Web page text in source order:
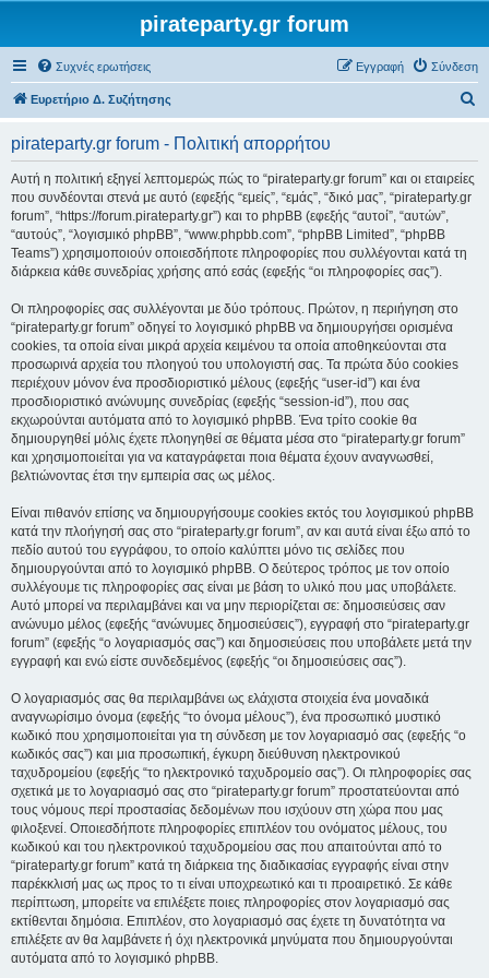
pirateparty.gr forum
Συχνές ερωτήσεις Σύνδεση
Εγγραφή
Ευρετήριο Δ. Συζήτησης
pirateparty.gr forum - Πολιτική απορρήτου
Αυτή η πολιτική εξηγεί λεπτομερώς πώς το “pirateparty.gr forum” και οι εταιρείες
που συνδέονται στενά με αυτό (εφεξής “εμείς”, “εμάς”, “δικό μας”, “pirateparty.gr
forum”, “https://forum.pirateparty.gr”) και το phpBB (εφεξής “αυτοί”, “αυτών”,
“αυτούς”, “λογισμικό phpBB”, “www.phpbb.com”, “phpBB Limited”, “phpBB
Teams”) χρησιμοποιούν οποιεσδήποτε πληροφορίες που συλλέγονται κατά τη
διάρκεια κάθε συνεδρίας χρήσης από εσάς (εφεξής “οι πληροφορίες σας”).
Οι πληροφορίες σας συλλέγονται με δύο τρόπους. Πρώτον, η περιήγηση στο
“pirateparty.gr forum” οδηγεί το λογισμικό phpBB να δημιουργήσει ορισμένα
cookies, τα οποία είναι μικρά αρχεία κειμένου τα οποία αποθηκεύονται στα
προσωρινά αρχεία του πλοηγού του υπολογιστή σας. Τα πρώτα δύο cookies
περιέχουν μόνον ένα προσδιοριστικό μέλους (εφεξής “user-id”) και ένα
προσδιοριστικό ανώνυμης συνεδρίας (εφεξής “session-id”), που σας
εκχωρούνται αυτόματα από το λογισμικό phpBB. Ένα τρίτο cookie θα
δημιουργηθεί μόλις έχετε πλοηγηθεί σε θέματα μέσα στο “pirateparty.gr forum”
και χρησιμοποιείται για να καταγράφεται ποια θέματα έχουν αναγνωσθεί,
βελτιώνοντας έτσι την εμπειρία σας ως μέλος.
Είναι πιθανόν επίσης να δημιουργήσουμε cookies εκτός του λογισμικού phpBB
κατά την πλοήγησή σας στο “pirateparty.gr forum”, αν και αυτά είναι έξω από το
πεδίο αυτού του εγγράφου, το οποίο καλύπτει μόνο τις σελίδες που
δημιουργούνται από το λογισμικό phpBB. Ο δεύτερος τρόπος με τον οποίο
συλλέγουμε τις πληροφορίες σας είναι με βάση το υλικό που μας υποβάλετε.
Αυτό μπορεί να περιλαμβάνει και να μην περιορίζεται σε: δημοσιεύσεις σαν
ανώνυμο μέλος (εφεξής “ανώνυμες δημοσιεύσεις”), εγγραφή στο “pirateparty.gr
forum” (εφεξής “ο λογαριασμός σας”) και δημοσιεύσεις που υποβάλετε μετά την
εγγραφή και ενώ είστε συνδεδεμένος (εφεξής “οι δημοσιεύσεις σας”).
Ο λογαριασμός σας θα περιλαμβάνει ως ελάχιστα στοιχεία ένα μοναδικά
αναγνωρίσιμο όνομα (εφεξής “το όνομα μέλους”), ένα προσωπικό μυστικό
κωδικό που χρησιμοποιείται για τη σύνδεση με τον λογαριασμό σας (εφεξής “ο
κωδικός σας”) και μια προσωπική, έγκυρη διεύθυνση ηλεκτρονικού
ταχυδρομείου (εφεξής “το ηλεκτρονικό ταχυδρομείο σας”). Οι πληροφορίες σας
σχετικά με το λογαριασμό σας στο “pirateparty.gr forum” προστατεύονται από
τους νόμους περί προστασίας δεδομένων που ισχύουν στη χώρα που μας
φιλοξενεί. Οποιεσδήποτε πληροφορίες επιπλέον του ονόματος μέλους, του
κωδικού και του ηλεκτρονικού ταχυδρομείου σας που απαιτούνται από το
“pirateparty.gr forum” κατά τη διάρκεια της διαδικασίας εγγραφής είναι στην
παρέκκλισή μας ως προς το τι είναι υποχρεωτικό και τι προαιρετικό. Σε κάθε
περίπτωση, μπορείτε να επιλέξετε ποιες πληροφορίες στον λογαριασμό σας
εκτίθενται δημόσια. Επιπλέον, στο λογαριασμό σας έχετε τη δυνατότητα να
επιλέξετε αν θα λαμβάνετε ή όχι ηλεκτρονικά μηνύματα που δημιουργούνται
αυτόματα από το λογισμικό phpBB.